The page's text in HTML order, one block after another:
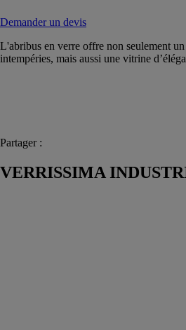
Demander un devis
L'abribus en verre offre non seulement
intempéries, mais aussi une vitrine
Partager :
VERRISSIMA